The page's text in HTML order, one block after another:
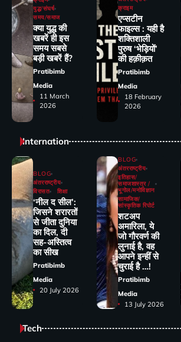
युद्ध/संघर्ष
समय/समाज
क्या युद्ध की
खबरें ही इस
समय सबसे
बड़ी खबरें हैं?
Pratibimb
Media
11 March
2026
क्राइम
एप्सटीन
फाइल्स : यही है
शक्तिशाली
पुरुष ‘भेड़ियों’
की हक़ीक़त
Pratibimb
Media
18 February
2026
Internation
BLOG
अंतरराष्ट्रीय
विरासत
शिक्षा
‘नील द सील’:
जिसने शरारतों
से जीता दुनिया
का दिल, दी
सह-अस्तित्व
का सीख
Pratibimb
Media
20 July 2026
BLOG
अंतरराष्ट्रीय
इतिहास/
समाजशास्त्र /
भूगोल/मनोविज्ञान
सामाजिक/
सांस्कृतिक रिपोर्ट
शटअप
अमारिला, ये
जो गौरवर्ण की
लुनाई है, वह
आपने इन्हीं से
चुराई है …!
Pratibimb
Media
13 July 2026
Tech